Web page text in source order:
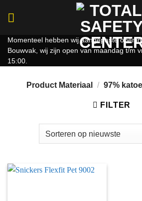
Momenteel hebben wij aangepaste
Bouwvak, wij zijn open van maandag t/m
15:00.
Product Materiaal / 97%
FILTER